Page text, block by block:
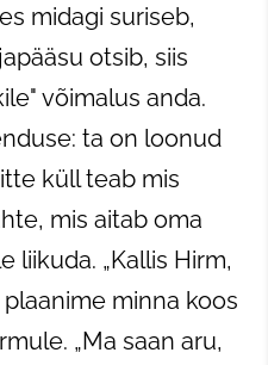
midagi suriseb,
otsib, siis
võimalus anda.
ta on loonud
küll teab mis
mis aitab oma
liikuda. „Kallis Hirm,
minna koos
„Ma saan aru,